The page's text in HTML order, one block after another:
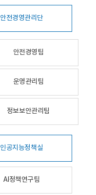
안전경영관리단
안전경영팀
운영관리팀
정보보안관리팀
인공지능정책실
AI정책연구팀